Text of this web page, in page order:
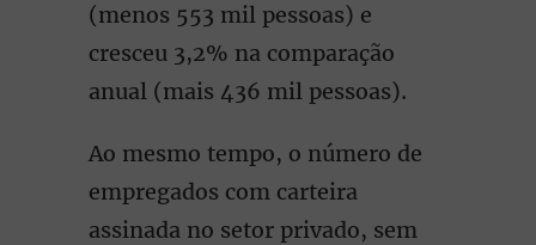
(menos 553 mil pessoas) e
cresceu 3,2% na comparação
anual (mais 436 mil pessoas).
Ao mesmo tempo, o número de
empregados com carteira
assinada no setor privado, sem